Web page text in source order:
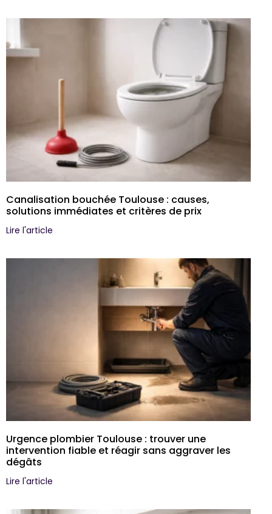
Canalisation bouchée Toulouse : causes,
solutions immédiates et critères de prix
Lire l'article
Urgence plombier Toulouse : trouver une
intervention fiable et réagir sans aggraver les
dégâts
Lire l'article